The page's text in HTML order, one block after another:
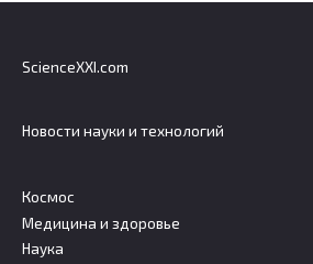
ScienceXXI.com
Новости науки и технологий
Космос
Медицина и здоровье
Наука